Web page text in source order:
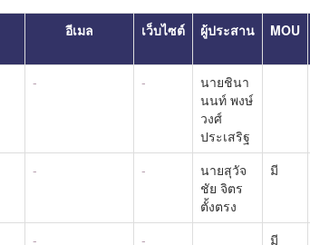
อีเมล เว็บไซต์ ผู้ประสาน MOU
- -
นายชินา
นนท์ พงษ์
วงศ์
ประเสริฐ
- -
นายสุวัจ
ชัย จิตร
ตั้งตรง
มี
- - มี